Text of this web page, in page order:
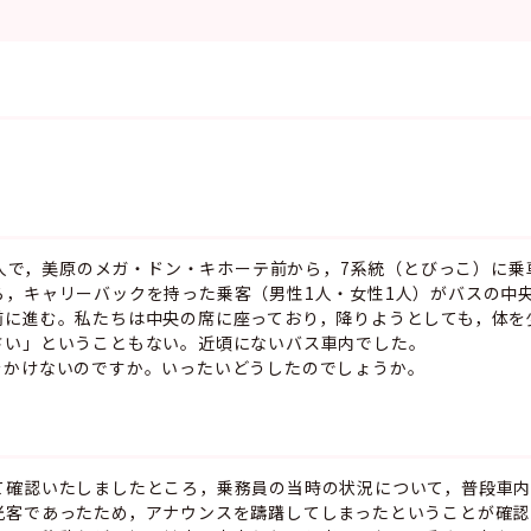
，美原のメガ・ドン・キホーテ前から，7系統（とびっこ）に乗
キャリーバックを持った乗客（男性1人・女性1人）がバスの
進む。私たちは中央の席に座っており，降りようとしても，体
」ということもない。近頃にないバス車内でした。
けないのですか。いったいどうしたのでしょうか。
認いたしましたところ，乗務員の当時の状況について，普段車
であったため，アナウンスを躊躇してしまったということが確